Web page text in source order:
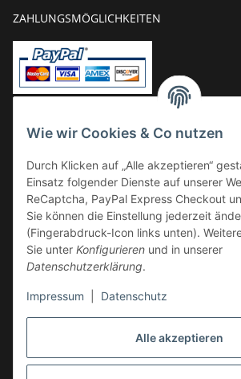
Alle akzeptieren
Wie wir Cookies & Co nutzen
Durch Klicken auf „Alle akzeptieren“
Einsatz folgender Dienste auf unserer
ReCaptcha, PayPal Express Checkout
Sie können die Einstellung jederzeit
(Fingerabdruck-Icon links unten).
Sie unter Konfigurieren und in unserer
Datenschutzerklärung.
Impressum Datenschutz
ZAHLUNGSMÖGLICHKEITEN
Kauf auf Rechnung
VERSAND